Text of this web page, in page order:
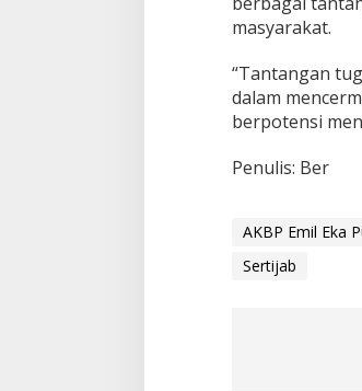
masyarakat.
“Tantangan
dalam
berpotensi
Penulis: Ber
AKBP Emil Eka
Sertijab